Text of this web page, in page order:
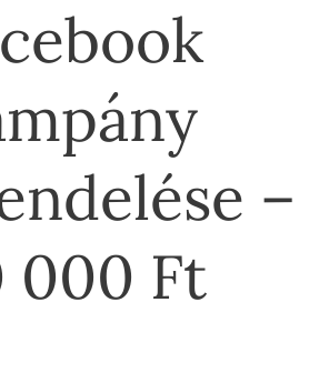
–
000 Ft